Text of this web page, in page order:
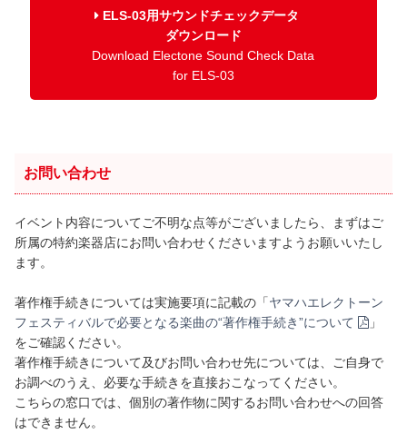
ELS-03用サウンドチェックデータ
ダウンロード
Download Electone Sound Check Data
for ELS-03
お問い合わせ
イベント内容についてご不明な点等がございましたら、まずはご
所属の特約楽器店にお問い合わせくださいますようお願いいたし
ます。
著作権手続きについては実施要項に記載の「ヤマハエレクトーン
フェスティバルで必要となる楽曲の“著作権手続き”について
」
をご確認ください。
著作権手続きについて及びお問い合わせ先については、ご自身で
お調べのうえ、必要な手続きを直接おこなってください。
こちらの窓口では、個別の著作物に関するお問い合わせへの回答
はできません。